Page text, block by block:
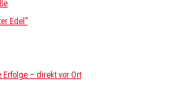
Edel”
– direkt vor Ort